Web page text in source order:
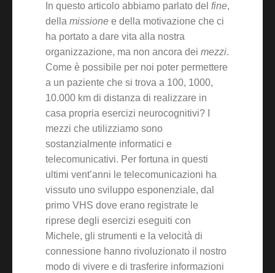
In questo articolo abbiamo parlato del fine,
della missione e della motivazione che ci
ha portato a dare vita alla nostra
organizzazione, ma non ancora dei mezzi.
Come è possibile per noi poter permettere
a un paziente che si trova a 100, 1000,
10.000 km di distanza di realizzare in
casa propria esercizi neurocognitivi? I
mezzi che utilizziamo sono
sostanzialmente informatici e
telecomunicativi. Per fortuna in questi
ultimi vent’anni le telecomunicazioni ha
vissuto uno sviluppo esponenziale, dal
primo VHS dove erano registrate le
riprese degli esercizi eseguiti con
Michele, gli strumenti e la velocità di
connessione hanno rivoluzionato il nostro
modo di vivere e di trasferire informazioni